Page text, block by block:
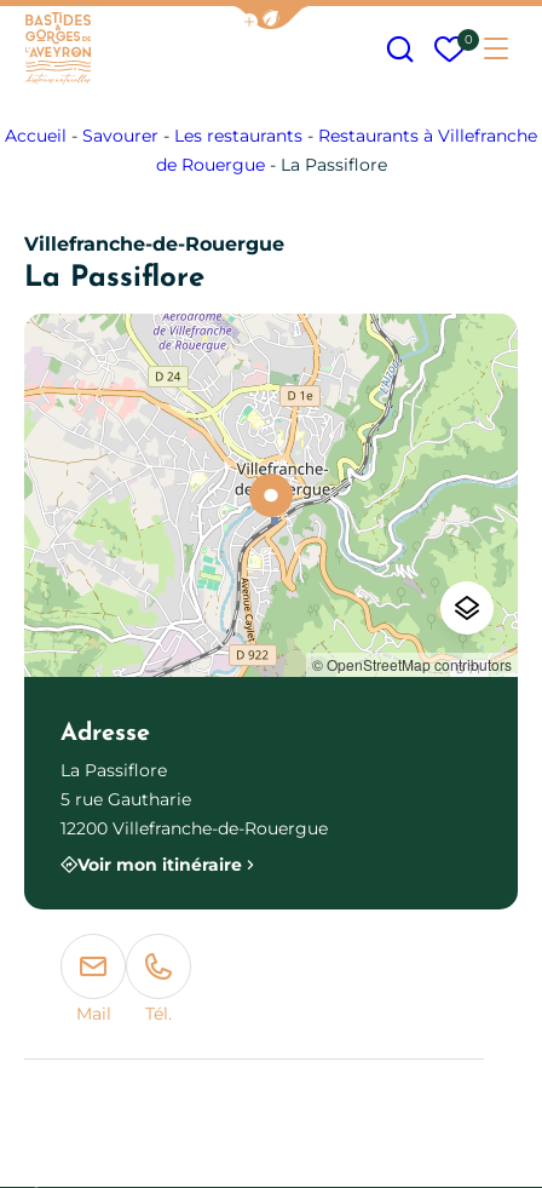
Afficher la barre de navigation
Mes
0
Accueil - Savourer - Les restaurants - Restaurants à Villefranche
de Rouergue- La Passiflore
Villefranche-de-Rouergue
La Passiflore
© OpenStreetMap contributors
Adresse
La Passiflore
5 rue Gautharie
12200 Villefranche-de-Rouergue
Voir mon itinéraire
Mail Tél.